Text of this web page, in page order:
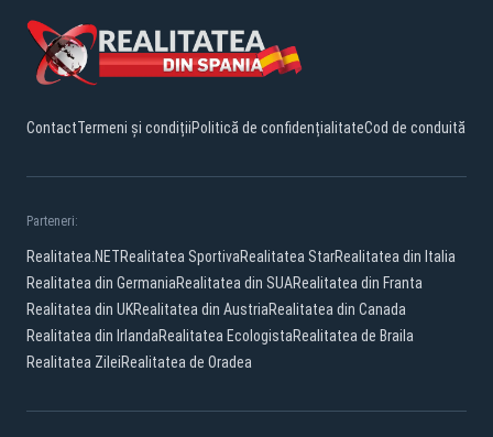
ContactTermeni și condițiiPolitică de confidențialitateCod de conduită
Parteneri:
Realitatea.NETRealitatea SportivaRealitatea StarRealitatea din Italia
Realitatea din GermaniaRealitatea din SUARealitatea din Franta
Realitatea din UKRealitatea din AustriaRealitatea din Canada
Realitatea din IrlandaRealitatea EcologistaRealitatea de Braila
Realitatea ZileiRealitatea de Oradea